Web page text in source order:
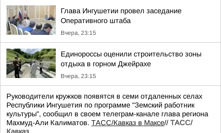
Глава Ингушетии провел заседание
Оперативного штаба
Вчера, 23:15
Единороссы оценили строительство зоны
отдыха в горном Джейрахе
Вчера, 23:15
Руководители кружков появятся в семи отдаленных селах
Республики Ингушетия по программе "Земский работник
культуры", сообщил в своем телеграм-канале глава региона
Махмуд-Али Калиматов. ТАСС/Кавказ в Максе// ТАСС/